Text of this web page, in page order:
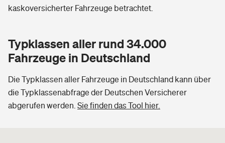
kaskoversicherter Fahrzeuge betrachtet.
Typklassen aller rund 34.000
Fahrzeuge in Deutschland
Die Typklassen aller Fahrzeuge in Deutschland kann über
die Typklassenabfrage der Deutschen Versicherer
abgerufen werden. Sie finden das Tool hier.